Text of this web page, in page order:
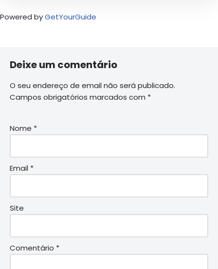
Powered byGetYourGuide
Deixe um comentário
O seu endereço de email não será publicado.
Campos obrigatórios marcados com *
Nome *
Email *
Site
Comentário *